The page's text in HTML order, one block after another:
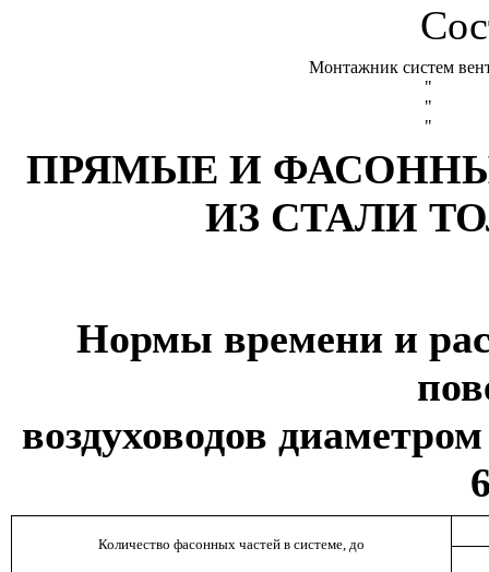
Монтажник систем
"
"
"
ПРЯМЫЕ И
ИЗ СТАЛИ
Нормы времени и
воздуховодов
Количество фасонных частей в системе, до